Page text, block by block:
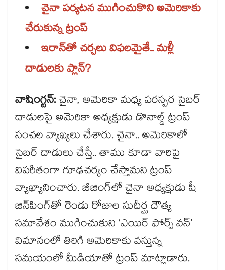
చైనా పర్యటన ముగించుకొని అమెరికాకు
చేరుకున్న ట్రంప్
ఇరాన్​తో చర్చలు విఫలమైతే.. మళ్లీ
దాడులకు ప్లాన్?
వాషింగ్టన్:చైనా, అమెరికా మధ్య పరస్పర సైబర్
దాడులపై అమెరికా అధ్యక్షుడు డొనాల్డ్​ ట్రంప్​
సంచల వ్యాఖ్యలు చేశారు. చైనా.. అమెరికాలో
సైబర్​ దాడులు చేస్తే.. తాము కూడా వారిపై
విపరీతంగా గూఢచర్యం చేస్తామని ట్రంప్
వ్యాఖ్యానించారు. బీజింగ్‌‌లో చైనా అధ్యక్షుడు షీ
జిన్‌‌పింగ్‌‌తో రెండు రోజుల సుదీర్ఘ దౌత్య
సమావేశం ముగించుకుని ‘ఎయిర్ ఫోర్స్ వన్’
విమానంలో తిరిగి అమెరికాకు వస్తున్న
సమయంలో మీడియాతో ట్రంప్ మాట్లాడారు.